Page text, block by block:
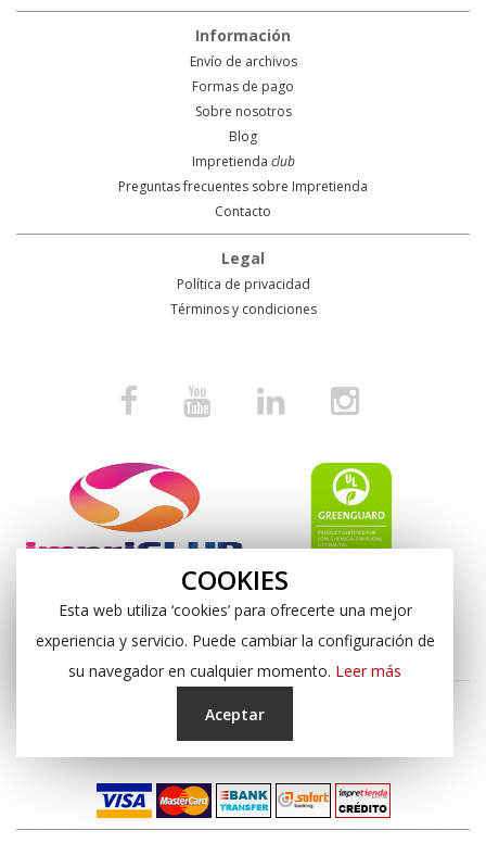
COOKIES
Esta web utiliza ‘cookies’ para ofrecerte una mejor
experiencia y servicio. Puede cambiar la configuración de
su navegador en cualquier momento. Leer más
Aceptar
Información
Envío de archivos
Formas de pago
Sobre nosotros
Blog
Impretienda club
Preguntas frecuentes sobre Impretienda
Contacto
Legal
Política de privacidad
Términos y condiciones
Copyright © 2024, Impresión Digital Almería S.L